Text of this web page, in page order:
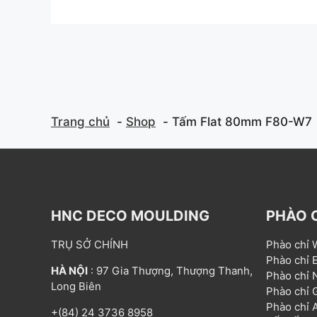
Trang chủ Shop Tấm Flat 80mm F80-W7
HNC DECO MOULDING
TRỤ SỞ CHÍNH
HÀ NỘI : 97 Gia Thượng, Thượng Thanh,
Long Biên
+(84) 24 3736 8958
PHÀO
Phào chỉ
Phào chỉ
Phào chỉ
Phào chỉ
Phào chỉ